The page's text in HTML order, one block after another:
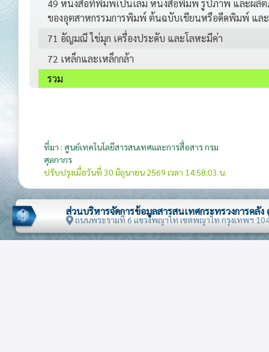
49 หนังสือที่พิมพ์เป็นเล่ม หนังสือพิมพ์ รูปภาพ และผลิ
ของอุตสาหกรรมการพิมพ์ ต้นฉบับเขียนหรือดีดพิมพ์ แล
71 อัญมณี ไข่มุก เครื่องประดับ และโลหะมีค่า
72 เหล็กและเหล็กกล้า
รวม
ที่มา : ศูนย์เทคโนโลยีสารสนเทศและการสื่อสาร กรม
ศุลกากร
ปรับปรุงเมื่อวันที่ 30 มิถุนายน 2569 เวลา 14:58:03 น.
ส่วนบริหารจัดการข้อมูลสารสนเทศกระทรวงการคลั
ถนนพระรามที่ 6 แขวงพญาไท เขตพญาไท กรุงเทพฯ